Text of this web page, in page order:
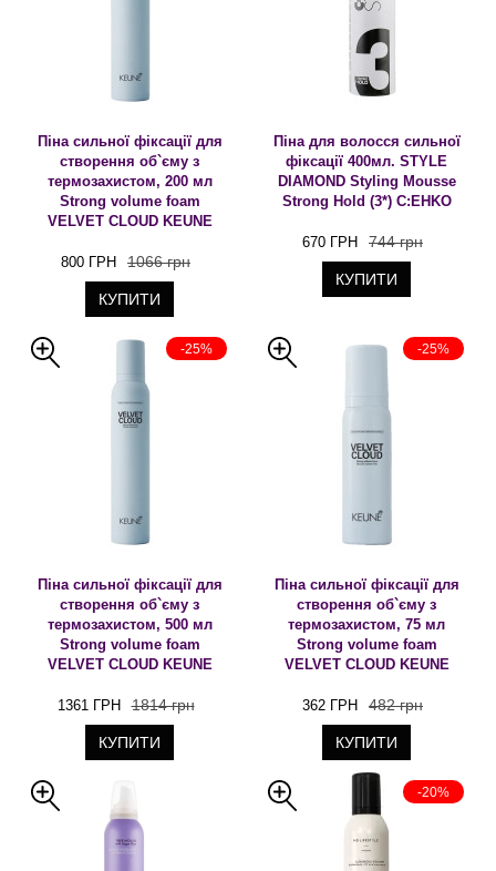
Піна сильної фіксації для
створення об`єму з
термозахистом, 200 мл
Strong volume foam
VELVET CLOUD KEUNE
800 ГРН 1066 грн
КУПИТИ
Піна для волосся сильної
фіксації 400мл. STYLE
DIAMOND Styling Mousse
Strong Hold (3*) C:EHKO
670 ГРН 744 грн
КУПИТИ
-25%
Піна сильної фіксації для
створення об`єму з
термозахистом, 500 мл
Strong volume foam
VELVET CLOUD KEUNE
1361 ГРН 1814 грн
КУПИТИ
-25%
Піна сильної фіксації для
створення об`єму з
термозахистом, 75 мл
Strong volume foam
VELVET CLOUD KEUNE
362 ГРН 482 грн
КУПИТИ
-20%